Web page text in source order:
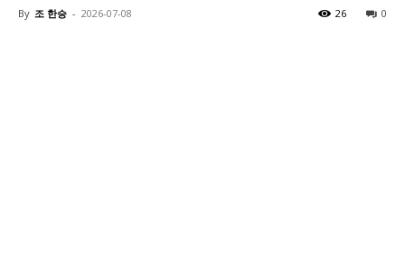
By 조 한승 - 2026-07-08 0
26